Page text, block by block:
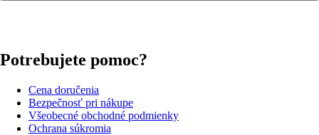
Potrebujete pomoc?
Cena doručenia
Bezpečnosť pri nákupe
Všeobecné obchodné podmienky
Ochrana súkromia